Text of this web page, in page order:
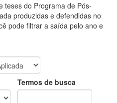
teses do Programa de Pós-
produzidas e defendidas no
pode filtrar a saída pelo ano e
Termos de busca